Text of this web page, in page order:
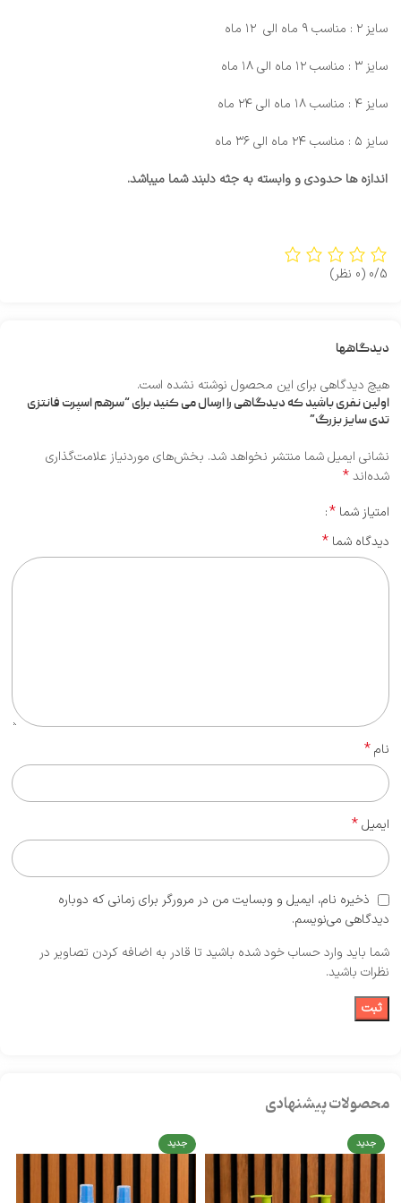
سایز ۲ : مناسب ۹ ماه الی ۱۲ ماه
سایز ۳ : مناسب ۱۲ ماه الی ۱۸ ماه
سایز ۴ : مناسب ۱۸ ماه الی ۲۴ ماه
سایز ۵ : مناسب ۲۴ ماه الی ۳۶ ماه
اندازه ها حدودی و وابسته به جثه دلبند شما میباشد.
0/5 (0 نظر)
دیدگاهها
هیچ دیدگاهی برای این محصول نوشته نشده است.
اولین نفری باشید که دیدگاهی را ارسال می کنید برای “سرهم اسپرت فانتزی
تدی سایز بزرگ”
نشانی ایمیل شما منتشر نخواهد شد. بخش‌های موردنیاز علامت‌گذاری
شده‌اند*
امتیاز شما *
دیدگاه شما *
نام*
ایمیل*
ذخیره نام، ایمیل و وبسایت من در مرورگر برای زمانی که دوباره
دیدگاهی می‌نویسم.
شما باید وارد حساب خود شده باشید تا قادر به اضافه کردن تصاویر در
نظرات باشید.
محصولات پیشنهادی
جدید جدید